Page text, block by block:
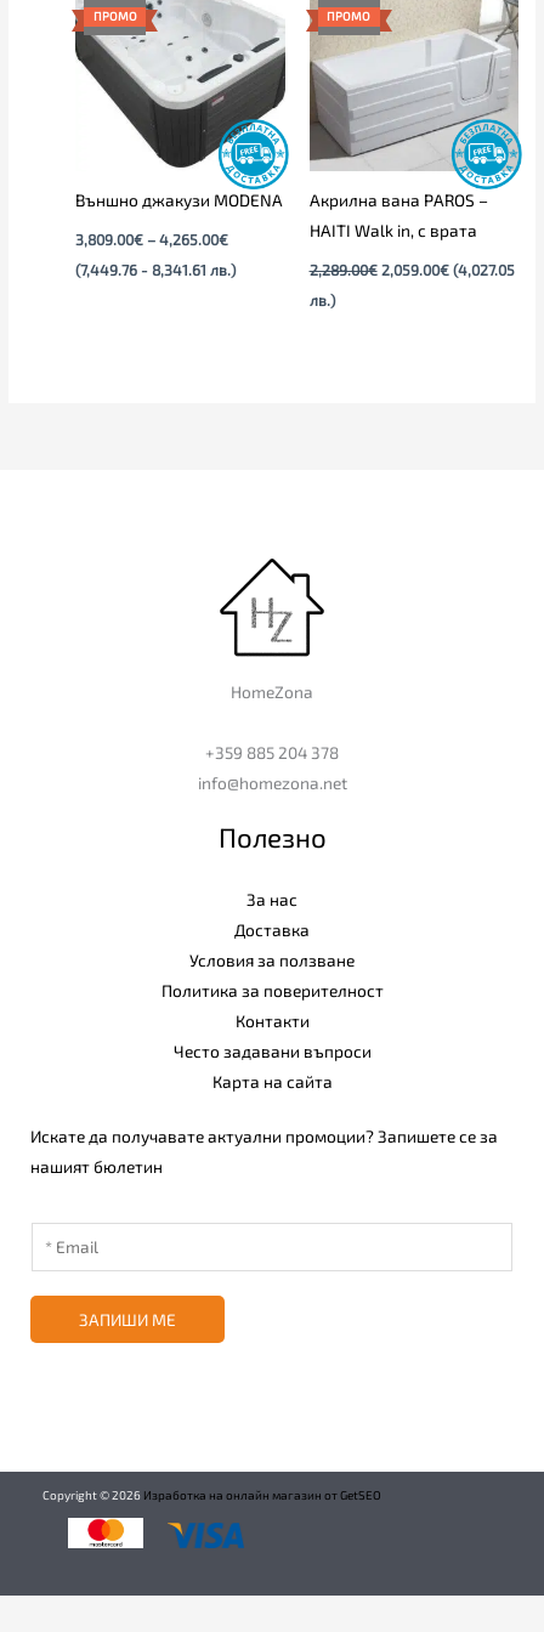
ПРОМО
Външно джакузи MODENA
3,809.00€ – 4,265.00€
3,809.00€
through
4,265.00€
(7,449.76 - 8,341.61 лв.)
ПРОМО
Акрилна вана PAROS –
HAITI Walk in, с врата
2,289.00€
was:
2,289.00€.
2,059.00€
2,059.00€.
(4,027.05
лв.)
HomeZona
+359 885 204 378
info@homezona.net
Полезно
За нас
Доставка
Условия за ползване
Политика за поверителност
Контакти
Често задавани въпроси
Карта на сайта
Искате да получавате актуални промоции? Запишете се за
нашият бюлетин
ЗАПИШИ МЕ
Copyright ©2026 Изработка на онлайн магазин от GetSEO